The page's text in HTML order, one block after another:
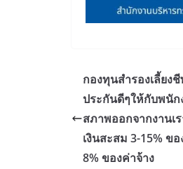
กองทุนสำรองเลี้ยง
ประกันดีๆให้กับพนัก
สภาพออกจากงานเ
เงินสะสม 3-15% ข
8% ของค่าจ้าง